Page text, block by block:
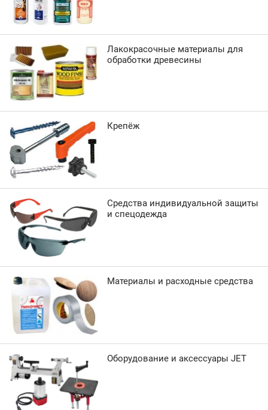
Лакокрасочные материалы для
обработки древесины
Крепёж
Средства индивидуальной защиты
и спецодежда
Материалы и расходные средства
Оборудование и аксессуары JET